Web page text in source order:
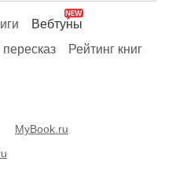
Вебтуны
пересказ
Рейтинг книг
MyBook.ru